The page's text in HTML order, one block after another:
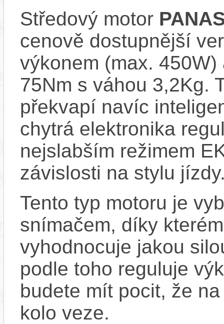
Středový motor
cenově dostupnější
výkonem (max.
75Nm s váhou 3,2Kg.
překvapí navíc
chytrá elektronika
nejslabším režimem
závislosti na stylu
Tento typ motoru je
snímačem, díky
vyhodnocuje jakou
podle toho reguluje
budete mít pocit, že
kolo veze.